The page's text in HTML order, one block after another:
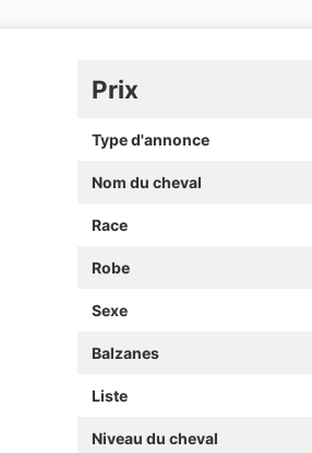
Prix
Type d'annonce
Nom du cheval
Race
Robe
Sexe
Balzanes
Liste
Niveau du cheval